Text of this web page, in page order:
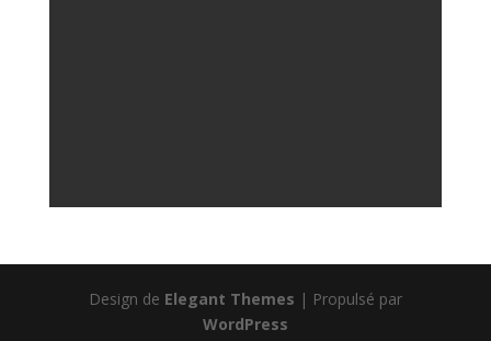
Design de Elegant Themes | Propulsé par
WordPress